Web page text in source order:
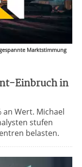
Marktstimmung
Einbruch in
an Wert. Michael
stufen
belasten.